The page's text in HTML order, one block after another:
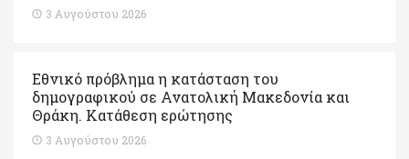
3 Αυγούστου 2026
Εθνικό πρόβλημα η κατάσταση του
δημογραφικού σε Ανατολική Μακεδονία και
Θράκη. Κατάθεση ερώτησης
3 Αυγούστου 2026